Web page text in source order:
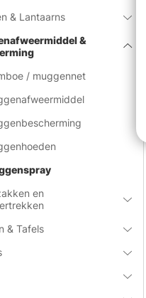
& Lantaarns
&
/ muggennet
en
& Tafels